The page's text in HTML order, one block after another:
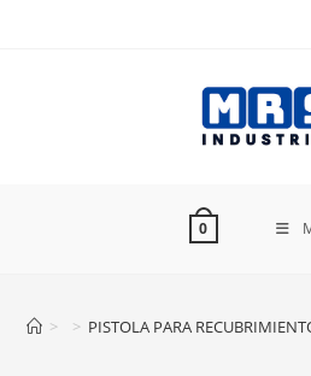
0
> > PISTOLA PARA